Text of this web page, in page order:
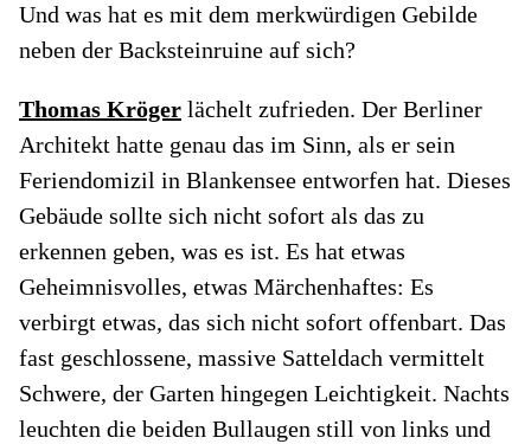
Und was hat es mit dem merkwürdigen Gebilde
neben der Backsteinruine auf sich?
Thomas Kröger lächelt zufrieden. Der Berliner
Architekt hatte genau das im Sinn, als er sein
Feriendomizil in Blankensee entworfen hat. Dieses
Gebäude sollte sich nicht sofort als das zu
erkennen geben, was es ist. Es hat etwas
Geheimnisvolles, etwas Märchenhaftes: Es
verbirgt etwas, das sich nicht sofort offenbart. Das
fast geschlossene, massive Satteldach vermittelt
Schwere, der Garten hingegen Leichtigkeit. Nachts
leuchten die beiden Bullaugen still von links und